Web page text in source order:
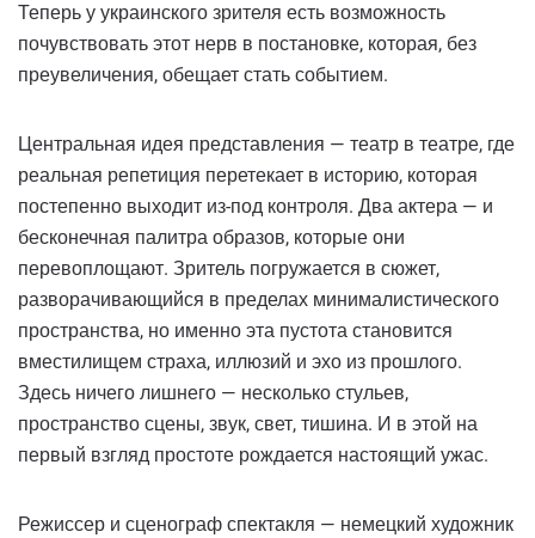
Теперь у украинского зрителя есть возможность
почувствовать этот нерв в постановке, которая, без
преувеличения, обещает стать событием.
Центральная идея представления — театр в театре, где
реальная репетиция перетекает в историю, которая
постепенно выходит из-под контроля. Два актера — и
бесконечная палитра образов, которые они
перевоплощают. Зритель погружается в сюжет,
разворачивающийся в пределах минималистического
пространства, но именно эта пустота становится
вместилищем страха, иллюзий и эхо из прошлого.
Здесь ничего лишнего — несколько стульев,
пространство сцены, звук, свет, тишина. И в этой на
первый взгляд простоте рождается настоящий ужас.
Режиссер и сценограф спектакля — немецкий художник